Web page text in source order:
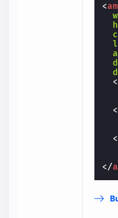
<
<
<
<
</